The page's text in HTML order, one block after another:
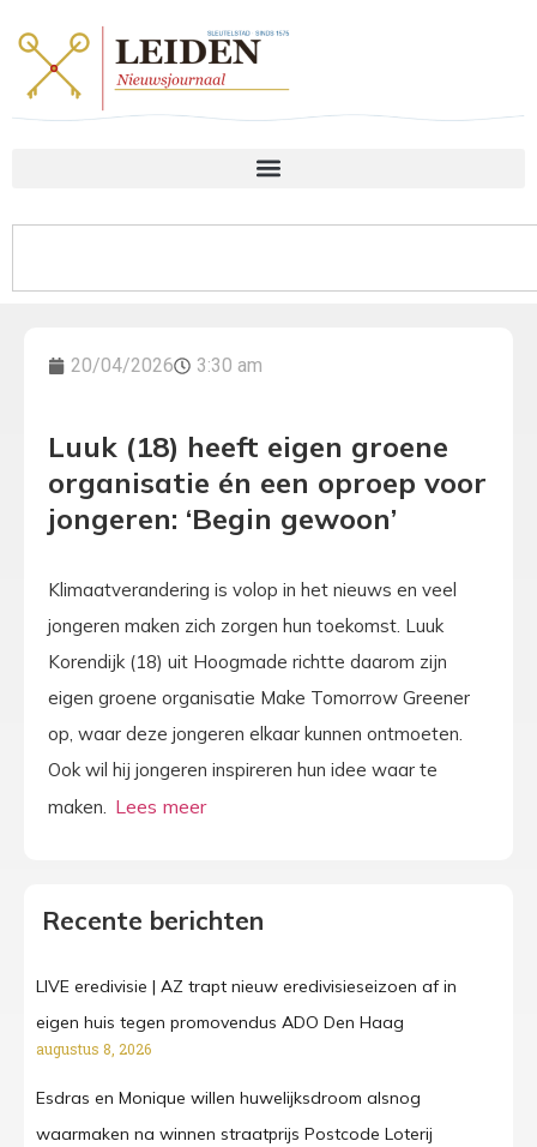
20/04/2026 3:30 am
Luuk (18) heeft eigen groene
organisatie én een oproep voor
jongeren: ‘Begin gewoon’
Klimaatverandering is volop in het nieuws en veel
jongeren maken zich zorgen hun toekomst. Luuk
Korendijk (18) uit Hoogmade richtte daarom zijn
eigen groene organisatie Make Tomorrow Greener
op, waar deze jongeren elkaar kunnen ontmoeten.
Ook wil hij jongeren inspireren hun idee waar te
maken.
Recente berichten
LIVE eredivisie | AZ trapt nieuw eredivisieseizoen af in
eigen huis tegen promovendus ADO Den Haag
augustus 8, 2026
Esdras en Monique willen huwelijksdroom alsnog
waarmaken na winnen straatprijs Postcode Loterij